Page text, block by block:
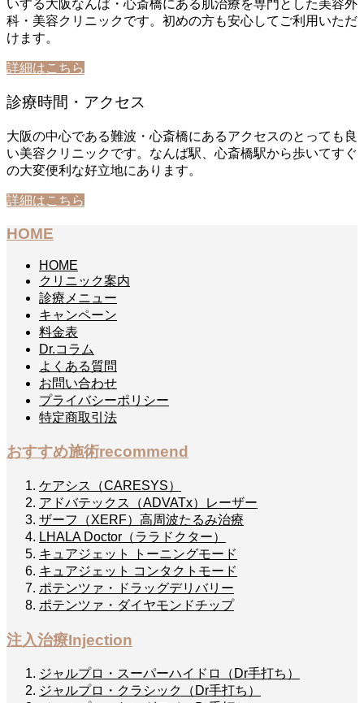
いする大阪なんば・心斎橋にある肌治療を専門とした美容外
科・美容クリニックです。初めの方も安心してご利用いただ
けます。
詳細はこちら
診療時間・アクセス
大阪の中心である難波・心斎橋にあるアクセスのとっても良
い美容クリニックです。なんば駅、心斎橋駅から歩いてすぐ
の大変便利な好立地にあります。
詳細はこちら
HOME
HOME
クリニック案内
診療メニュー
キャンペーン
料金表
Dr.コラム
よくある質問
お問い合わせ
プライバシーポリシー
特定商取引法
おすすめ施術recommend
ケアシス（CARESYS）
アドバテックス（ADVATx）レーザー
ザーフ（XERF）高周波たるみ治療
LHALA Doctor（ララドクター）
キュアジェット トーニングモード
キュアジェット コンタクトモード
ポテンツァ・ドラッグデリバリー
ポテンツァ・ダイヤモンドチップ
注入治療Injection
ジャルプロ・スーパーハイドロ（Dr手打ち）
ジャルプロ・クラシック（Dr手打ち）